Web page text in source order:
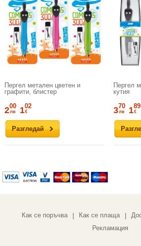
Пергел метален цветен и
графити, блистер
Разгледай
200
лв 102
€
Пергел
кутия
370
лв 189
€
Как се поръчва Как се плаща
Рекламация